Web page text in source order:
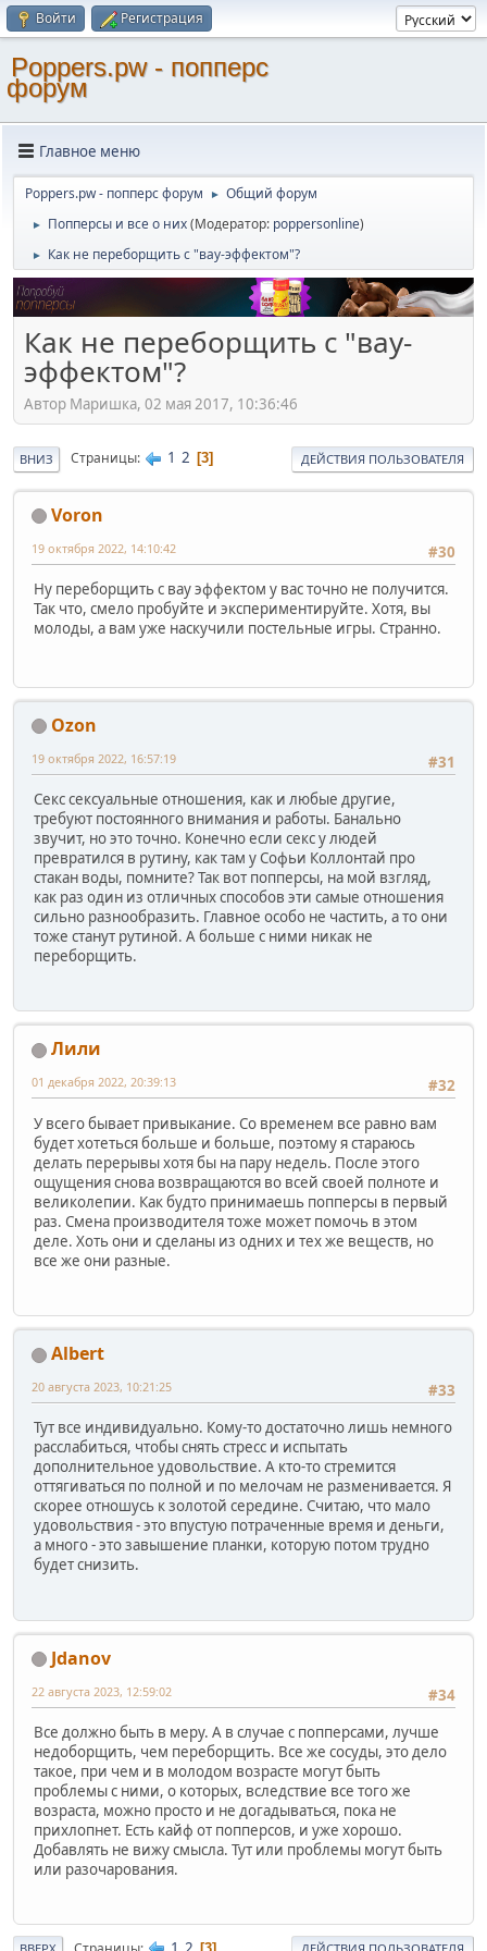
Войти Регистрация
Poppers.pw - попперс
форум
Главное меню
Poppers.pw - попперс форум ► Общий форум
► Попперсы и все о них(Модератор: poppersonline)
► Как не переборщить с "вау-эффектом"?
Как не переборщить с "вау-
эффектом"?
Автор Маришка, 02 мая 2017, 10:36:46
ВНИЗ Страницы 1 2 3 ДЕЙСТВИЯ ПОЛЬЗОВАТЕЛЯ
Voron
#30
19 октября 2022, 14:10:42
Ну переборщить с вау эффектом у вас точно не получится.
Так что, смело пробуйте и экспериментируйте. Хотя, вы
молоды, а вам уже наскучили постельные игры. Странно.
Ozon
#31
19 октября 2022, 16:57:19
Секс сексуальные отношения, как и любые другие,
требуют постоянного внимания и работы. Банально
звучит, но это точно. Конечно если секс у людей
превратился в рутину, как там у Софьи Коллонтай про
стакан воды, помните? Так вот попперсы, на мой взгляд,
как раз один из отличных способов эти самые отношения
сильно разнообразить. Главное особо не частить, а то они
тоже станут рутиной. А больше с ними никак не
переборщить.
Лили
#32
01 декабря 2022, 20:39:13
У всего бывает привыкание. Со временем все равно вам
будет хотеться больше и больше, поэтому я стараюсь
делать перерывы хотя бы на пару недель. После этого
ощущения снова возвращаются во всей своей полноте и
великолепии. Как будто принимаешь попперсы в первый
раз. Смена производителя тоже может помочь в этом
деле. Хоть они и сделаны из одних и тех же веществ, но
все же они разные.
Albert
#33
20 августа 2023, 10:21:25
Тут все индивидуально. Кому-то достаточно лишь немного
расслабиться, чтобы снять стресс и испытать
дополнительное удовольствие. А кто-то стремится
оттягиваться по полной и по мелочам не разменивается. Я
скорее отношусь к золотой середине. Считаю, что мало
удовольствия - это впустую потраченные время и деньги,
а много - это завышение планки, которую потом трудно
будет снизить.
Jdanov
#34
22 августа 2023, 12:59:02
Все должно быть в меру. А в случае с попперсами, лучше
недоборщить, чем переборщить. Все же сосуды, это дело
такое, при чем и в молодом возрасте могут быть
проблемы с ними, о которых, вследствие все того же
возраста, можно просто и не догадываться, пока не
прихлопнет. Есть кайф от попперсов, и уже хорошо.
Добавлять не вижу смысла. Тут или проблемы могут быть
или разочарования.